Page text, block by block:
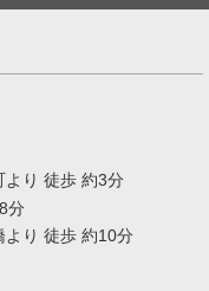
より 徒歩 約3分
分
より 徒歩 約10分